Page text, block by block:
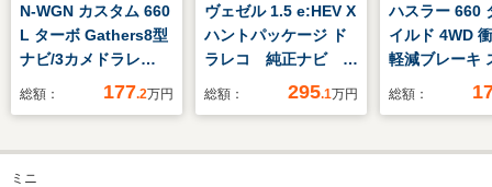
N-WGN カスタム 660
L ターボ Gathers8型
ナビ/3カメドラレ
コ/ETC2.0/シートヒー
総額： 177.2万円
ヴェゼル 1.5 e:HEV X
ハントパッケージ ド
ラレコ 純正ナビ R
カメラ ブルートゥー
総額： 295.1万円
ハスラー 660
イルド 4WD
軽減ブレーキ
トキー プッシ
り防止システ
総額：
ミニ